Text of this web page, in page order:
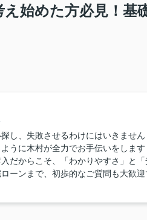
始めた方必見！基
し、失敗させるわけにはいきません
うに木村が全力でお手伝いをします
だからこそ、「わかりやすさ」と「
ーンまで、初歩的なご質問も大歓迎